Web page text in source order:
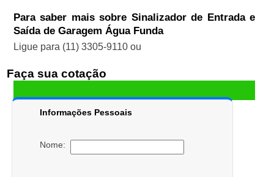
Para saber mais sobre Sinalizador de Entrada e
Saída de Garagem Água Funda
Ligue para (11) 3305-9110ou
Faça sua cotação
Informações Pessoais
Nome: